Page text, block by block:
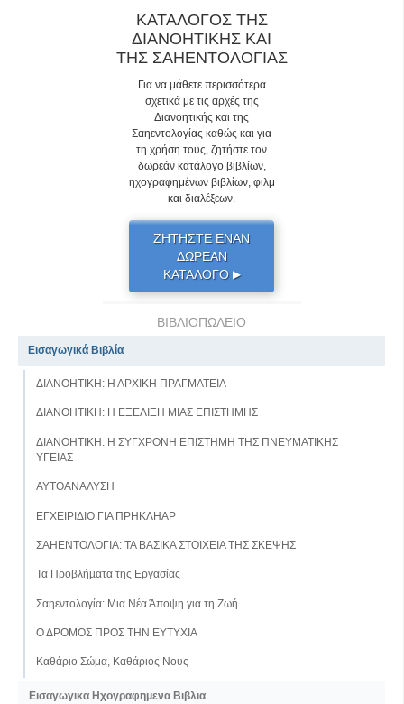
ΚΑΤΑΛΟΓΟΣ ΤΗΣ
ΔΙΑΝΟΗΤΙΚΗΣ ΚΑΙ
ΤΗΣ ΣΑΗΕΝΤΟΛΟΓΙΑΣ
Για να μάθετε περισσότερα
σχετικά με τις αρχές της
Διανοητικής και της
Σαηεντολογίας καθώς και για
τη χρήση τους, ζητήστε τον
δωρεάν κατάλογο βιβλίων,
ηχογραφημένων βιβλίων, φιλμ
και διαλέξεων.
ΖΗΤΗΣΤΕ ΕΝΑΝ
ΔΩΡΕΑΝ
ΚΑΤΑΛΟΓΟ ▶
ΒΙΒΛΙΟΠΩΛΕΙΟ
Εισαγωγικά Βιβλία
ΔΙΑΝΟΗΤΙΚΗ: Η ΑΡΧΙΚΗ ΠΡΑΓΜΑΤΕΙΑ
ΔΙΑΝΟΗΤΙΚΗ: Η ΕΞΕΛΙΞΗ ΜΙΑΣ ΕΠΙΣΤΗΜΗΣ
ΔΙΑΝΟΗΤΙΚΗ: Η ΣΥΓΧΡΟΝΗ ΕΠΙΣΤΗΜΗ ΤΗΣ ΠΝΕΥΜΑΤΙΚΗΣ
ΥΓΕΙΑΣ
ΑΥΤΟΑΝΑΛΥΣΗ
ΕΓΧΕΙΡΙΔΙΟ ΓΙΑ ΠΡΗΚΛΗΑΡ
ΣΑΗΕΝΤΟΛΟΓΙΑ: ΤΑ ΒΑΣΙΚΑ ΣΤΟΙΧΕΙΑ ΤΗΣ ΣΚΕΨΗΣ
Τα Προβλήµατα της Εργασίας
Σαηεντολογία: Μια Νέα Άποψη για τη Ζωή
Ο ΔΡΟΜΟΣ ΠΡΟΣ ΤΗΝ ΕΥΤΥΧΙΑ
Καθάριο Σώμα, Καθάριος Νους
Εισαγωγικα Ηχογραφημενα Βιβλια